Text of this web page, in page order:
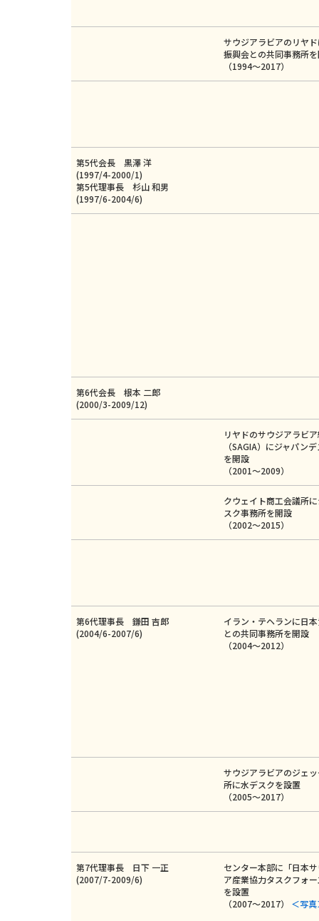
サウジアラビアのリヤ
振興会との共同事務所
（1994～2017）
第5代会長 黒澤 洋
(1997/4-2000/1)
第5代理事長 杉山 和男
(1997/6-2004/6)
第6代会長 根本 二郎
(2000/3-2009/12)
リヤドのサウジアラビ
（SAGIA）にジャパン
を開設
（2001～2009）
クウェイト商工会議所
スク事務所を開設
（2002～2015）
第6代理事長 鎌田 吉郎
(2004/6-2007/6)
イラン・テヘランに日
との共同事務所を開設
（2004～2012）
サウジアラビアのジェ
所に水デスクを設置
（2005～2017）
第7代理事長 日下 一正
(2007/7-2009/6)
センター本部に「日本
ア産業協力タスクフォ
を設置
（2007～2017） ＜写真